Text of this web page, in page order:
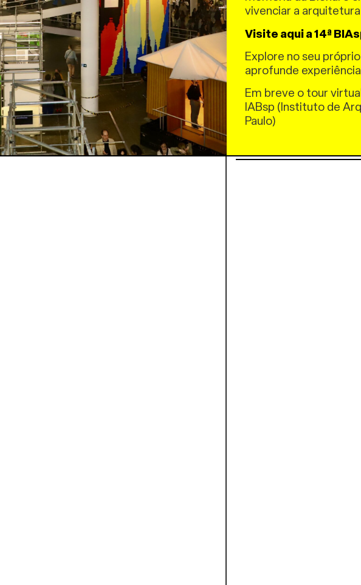
O objetivo buscado
atendessem aos
comunidade. O uso
baixo custo das
também
Todas as
baixo impacto
sistemas ecológicos
para águas cinzas e
vivenciar a
Visite aqui a 14ª
Explore no seu
aprofunde
Em breve o tour
IABsp (Instituto de
Paulo)